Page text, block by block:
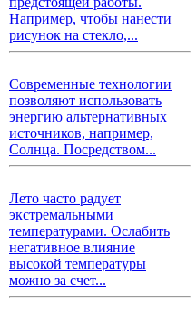
Например, чтобы нанести
рисунок на стекло,...
Современные технологии
позволяют использовать
энергию альтернативных
источников, например,
Солнца. Посредством...
Лето часто радует
экстремальными
температурами. Ослабить
негативное влияние
высокой температуры
можно за счет...